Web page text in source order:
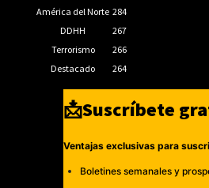
América del Norte 284
DDHH
267
Terrorismo
266
Destacado
264
📩Suscríbete
Ventajas exclusivas para
Boletines semanales y